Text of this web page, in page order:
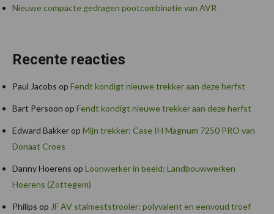
Nieuwe compacte gedragen pootcombinatie van AVR
Recente reacties
Paul Jacobs op Fendt kondigt nieuwe trekker aan deze herfst
Bart Persoon op Fendt kondigt nieuwe trekker aan deze herfst
Edward Bakkerop Mijn trekker: Case IH Magnum 7250 PRO van
Donaat Croes
Danny Hoerens op Loonwerker in beeld: Landbouwwerken
Hoerens (Zottegem)
Philips op JF AV stalmeststrooier: polyvalent en eenvoud troef